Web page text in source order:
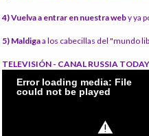
4) Vuelva a entrar en nuestra weby ya
5) Maldigaa los cabecillas del "mundo
TELEVISIÓN - CANAL RUSSIA TODAY